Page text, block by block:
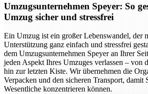
Umzugsunternehmen Speyer: So
Umzug sicher und stressfrei
Ein Umzug ist ein großer Lebenswandel, der
Unterstützung ganz einfach und stressfrei
dem Umzugsunternehmen Speyer an Ihrer
jeden Aspekt Ihres Umzuges verlassen – von
hin zur letzten Kiste. Wir übernehmen die
Verpacken und den sicheren Transport, damit
Wesentliche konzentrieren können.